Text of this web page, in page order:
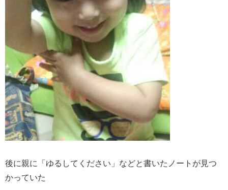
後に親に「ゆるしてください」などと書いたノートが見つ
かっていた